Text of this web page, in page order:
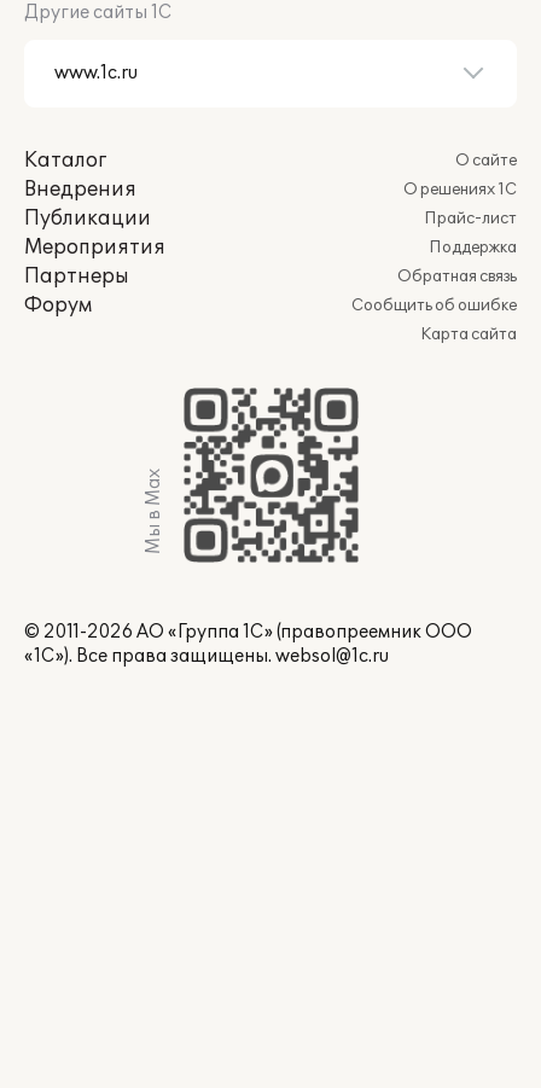
Другие сайты 1С
Каталог
Внедрения
Публикации
Мероприятия
Партнеры
Форум
О сайте
О решениях 1С
Прайс-лист
Поддержка
Обратная связь
Сообщить об ошибке
Карта сайта
Мы в Max
© 2011-2026 АО «Группа 1С» (правопреемник ООО
«1С»). Все права защищены. websol@1c.ru